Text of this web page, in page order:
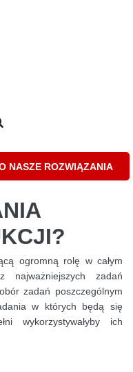
NASZE ROZWIĄZANIA
ogromną rolę w całym
najważniejszych zadań
zadań poszczególnym
w których będą się
wykorzystywałyby ich